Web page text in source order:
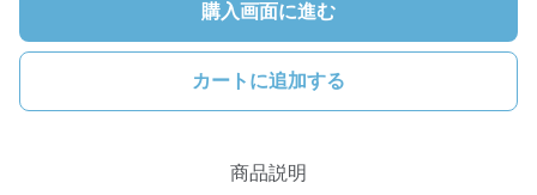
購入画面に進む
カートに追加する
商品説明